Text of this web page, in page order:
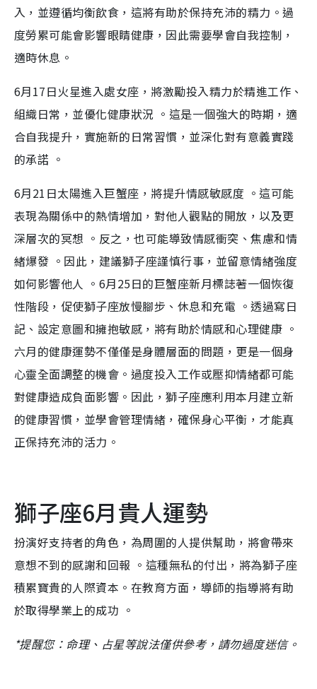
入，並遵循均衡飲食，這將有助於保持充沛的精力。過
度勞累可能會影響眼睛健康，因此需要學會自我控制，
適時休息。
6月17日火星進入處女座，將激勵投入精力於精進工作、
組織日常，並優化健康狀況 。這是一個強大的時期，適
合自我提升，實施新的日常習慣，並深化對有意義實踐
的承諾 。
6月21日太陽進入巨蟹座，將提升情感敏感度 。這可能
表現為關係中的熱情增加，對他人觀點的開放，以及更
深層次的冥想 。反之，也可能導致情感衝突、焦慮和情
緒爆發 。因此，建議獅子座謹慎行事，並留意情緒強度
如何影響他人 。6月25日的巨蟹座新月標誌著一個恢復
性階段，促使獅子座放慢腳步、休息和充電 。透過寫日
記、設定意圖和擁抱敏感，將有助於情感和心理健康 。
六月的健康運勢不僅僅是身體層面的問題，更是一個身
心靈全面調整的機會。過度投入工作或壓抑情緒都可能
對健康造成負面影響。因此，獅子座應利用本月建立新
的健康習慣，並學會管理情緒，確保身心平衡，才能真
正保持充沛的活力。
獅子座6月貴人運勢
扮演好支持者的角色，為周圍的人提供幫助，將會帶來
意想不到的感謝和回報 。這種無私的付出，將為獅子座
積累寶貴的人際資本。在教育方面，導師的指導將有助
於取得學業上的成功 。
*提醒您：命理、占星等說法僅供參考，請勿過度迷信。